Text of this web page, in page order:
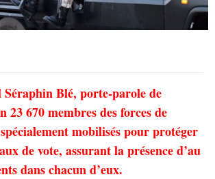
Séraphin Blé, porte-parole de
23 670 membres des forces de
mobilisés pour protéger
de vote, assurant la présence d’au
dans chacun d’eux.